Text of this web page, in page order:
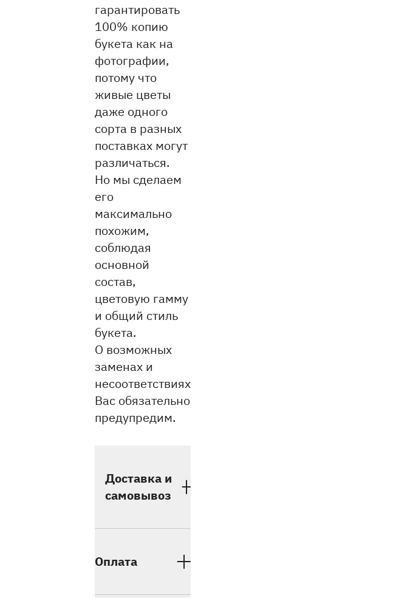
гарантировать
100% копию
букета как на
фотографии,
потому что
живые цветы
даже одного
сорта в разных
поставках могут
различаться.
Но мы сделаем
его
максимально
похожим,
соблюдая
основной
состав,
цветовую гамму
и общий стиль
букета.
О возможных
заменах и
несоответствиях
Вас обязательно
предупредим.
Доставка и
самовывоз
Оплата